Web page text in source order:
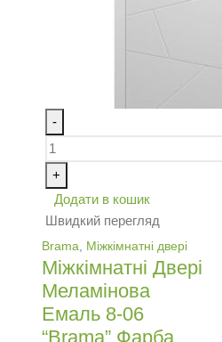
-
+
Додати в кошик
Швидкий перегляд
Brama Міжкімнатні двері
Міжкімнатні Двері
Меламінова
Емаль 8-06
“Brama” Фарба